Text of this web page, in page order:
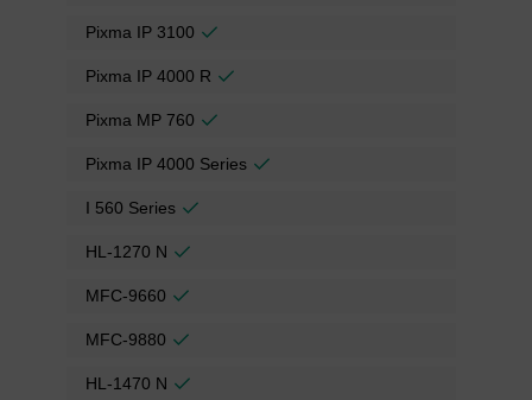
Pixma IP 3100
Pixma IP 4000 R
Pixma MP 760
Pixma IP 4000 Series
I 560 Series
HL-1270 N
MFC-9660
MFC-9880
HL-1470 N